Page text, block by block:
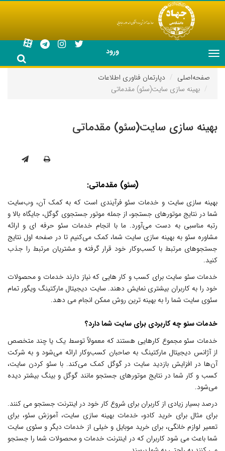
ورود
Toggle
navigation
صفحه‌اصلی
دپارتمان فناوری اطلاعات
بهینه سازی سایت(سئو) مقدماتی
بهینه سازی سایت(سئو) مقدماتی
(سئو) مقدماتی:
بهینه سازی سایت و خدمات سئو فرآیندی است که به کمک آن، وب‌سایت
شما در نتایج موتورهای جستجو، از جمله موتور جستجوی گوگل، جایگاه بالا و
رتبه مناسبی به دست می‌آورد. ما با انجام خدمات سئو حرفه ای و ارائه
مشاوره سئو به بهینه سازی سایت شما، کمک می‌کنیم تا در صفحه اول نتایج
جستجوهای مرتبط با کسب‌وکار خود قرار گرفته و مشتریان مرتبط را جذب
کنید.
خدمات سئو سایت برای کسب و کار هایی که نیاز دارند خدمات و محصولات
خود را به کاربران بیشتری نمایش دهند. سایت دیجیتال مارکتینگ ویگور تمام
سئوی سایت شما را به بهینه ترین روش ممکن انجام می دهد.
خدمات سئو چه کاربردی برای سایت شما دارد؟
خدمات سئو مجموع کارهایی هستند که معمولاً توسط یک یا چند متخصص
از آژانس دیجیتال مارکتینگ به صاحبان کسب‌وکار ارائه می‌شود و به شرکت
آن‌ها در افزایش بازدید سایت در گوگل کمک می‌کند. با سئو کردن سایت،
کسب و کار شما در نتایج موتورهای جستجو مانند گوگل و بینگ بیشتر دیده
می‌شود.
درصد بسیار زیادی از کاربران برای شروع کار خود در اینترنت جستجو می کنند.
برای مثال برای خرید کادو، خدمات بهینه سازی سایت، آموزش سئو، برای
تعمیر لوازم خانگی، برای خرید موبایل و خیلی از خدمات دیگر و سئوی سایت
شما باعث می شود کاربران که در اینترنت خدمات و محصولات شما را جستجو